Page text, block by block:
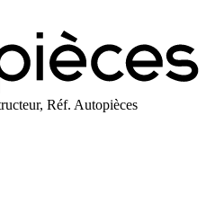
Réf. Autopièces